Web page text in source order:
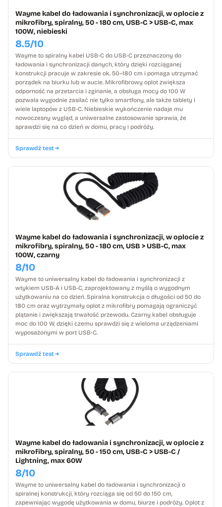
Wayme kabel do ładowania i synchronizacji, w oplocie z
mikrofibry, spiralny, 50 - 180 cm, USB-C > USB-C, max
100W, niebieski
8.5/10
Wayme to spiralny kabel USB-C do USB-C przeznaczony do
ładowania i synchronizacji danych, który dzięki rozciąganej
konstrukcji pracuje w zakresie ok. 50–180 cm i pomaga utrzymać
porządek na biurku lub w aucie. Mikrofibrowy oplot zwiększa
odporność na przetarcia i zginanie, a obsługa mocy do 100 W
pozwala wygodnie zasilać nie tylko smartfony, ale także tablety i
wiele laptopów z USB-C. Niebieskie wykończenie nadaje mu
nowoczesny wygląd, a uniwersalne zastosowanie sprawia, że
sprawdzi się na co dzień w domu, pracy i podróży.
Sprawdź test
Wayme kabel do ładowania i synchronizacji, w oplocie z
mikrofibry, spiralny, 50 - 180 cm, USB > USB-C, max
100W, czarny
8/10
Wayme to uniwersalny kabel do ładowania i synchronizacji z
wtykiem USB-A i USB-C, zaprojektowany z myślą o wygodnym
użytkowaniu na co dzień. Spiralna konstrukcja o długości od 50 do
180 cm oraz wytrzymały oplot z mikrofibry pomagają ograniczyć
plątanie i zwiększają trwałość przewodu. Czarny kabel obsługuje
moc do 100 W, dzięki czemu sprawdzi się z wieloma urządzeniami
wyposażonymi w port USB-C.
Sprawdź test
Wayme kabel do ładowania i synchronizacji, w oplocie z
mikrofibry, spiralny, 50 - 150 cm, USB-C > USB-C /
Lightning, max 60W
8/10
Wayme to uniwersalny kabel do ładowania i synchronizacji o
spiralnej konstrukcji, który rozciąga się od 50 do 150 cm,
zapewniając wygodę użytkowania w domu, biurze i podróży. Oplot z